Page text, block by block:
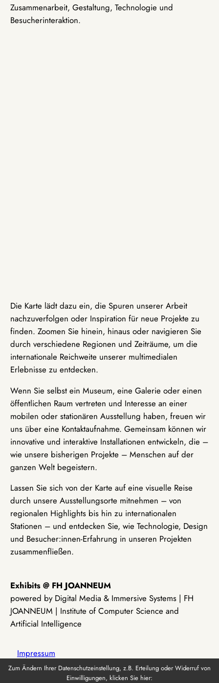
Zusammenarbeit, Gestaltung, Technologie und
Besucherinteraktion.
Die Karte lädt dazu ein, die Spuren unserer Arbeit
nachzuverfolgen oder Inspiration für neue Projekte zu
finden. Zoomen Sie hinein, hinaus oder navigieren Sie
durch verschiedene Regionen und Zeiträume, um die
internationale Reichweite unserer multimedialen
Erlebnisse zu entdecken.
Wenn Sie selbst ein Museum, eine Galerie oder einen
öffentlichen Raum vertreten und Interesse an einer
mobilen oder stationären Ausstellung haben, freuen wir
uns über eine Kontaktaufnahme. Gemeinsam können wir
innovative und interaktive Installationen entwickeln, die –
wie unsere bisherigen Projekte – Menschen auf der
ganzen Welt begeistern.
Lassen Sie sich von der Karte auf eine visuelle Reise
durch unsere Ausstellungsorte mitnehmen – von
regionalen Highlights bis hin zu internationalen
Stationen – und entdecken Sie, wie Technologie, Design
und Besucher:innen-Erfahrung in unseren Projekten
zusammenfließen.
Exhibits @ FH JOANNEUM
powered by Digital Media & Immersive Systems | FH
JOANNEUM | Institute of Computer Science and
Artificial Intelligence
Impressum
Zum Ändern Ihrer Datenschutzeinstellung, z.B. Erteilung oder Widerruf von
Einwilligungen, klicken Sie hier: